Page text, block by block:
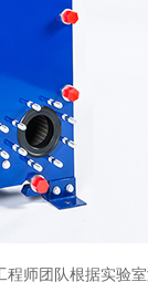
师团队根据实验